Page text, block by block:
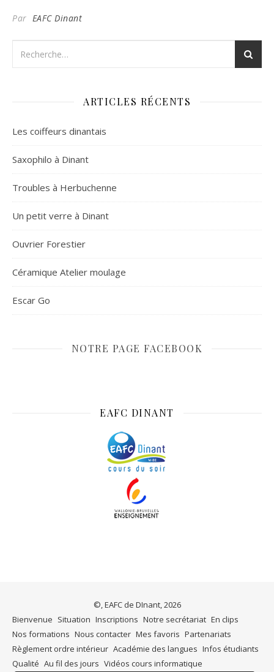
Par EAFC Dinant
ARTICLES RÉCENTS
Les coiffeurs dinantais
Saxophilo à Dinant
Troubles à Herbuchenne
Un petit verre à Dinant
Ouvrier Forestier
Céramique Atelier moulage
Escar Go
NOTRE PAGE FACEBOOK
EAFC DINANT
©, EAFC de DInant, 2026
Bienvenue Situation Inscriptions Notre secrétariat En clips
Nos formations Nous contacter Mes favoris Partenariats
Règlement ordre intérieur Académie des langues Infos étudiants
Qualité Au fil des jours Vidéos cours informatique